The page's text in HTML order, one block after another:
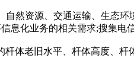
自然资源、交通运输、生态
息化业务的相关需求;搜集电
杆体老旧水平、杆体高度、